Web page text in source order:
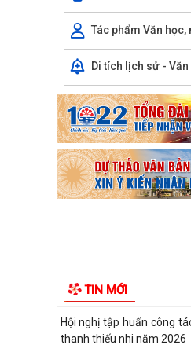
Tác phẩm Văn học,
Di tích lịch sử - Văn
TIN MỚI
UBND phường triển
khoẻ định kỳ, khám sàng
Ban đại diện Hội đồng
sách xã hội phường Kiến
giao...
TỪ NGÀY 08/8/2026:
CHÍNH TRỰC TUYẾN
PHÒNG ĐƯỢC THU PHÍ, LỆ
thành phố...
Hội nghị tập huấn công
thanh thiếu nhi năm 2026